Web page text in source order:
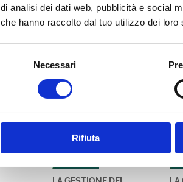
di analisi dei dati web, pubblicità e social
che hanno raccolto dal tuo utilizzo dei loro
Necessari
Rifiuta
Review of Finance, Journal of
dell’Eurosistema, sull’efficacia
Ha pubblicato